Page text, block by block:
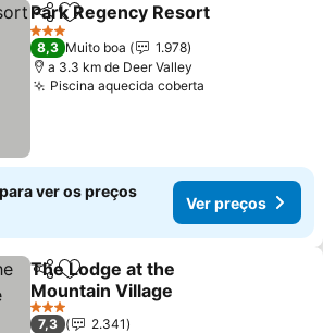
PartilharAdicionar aos favoritos
Park Regency Resort
3 Estrelas
8,3 Muito boa
1.978
a 3.3 km de Deer Valley
Piscina aquecida coberta
ver os preços
Ver preços
PartilharAdicionar aos favoritos
The Lodge at the
Mountain Village
Ver preços
3 Estrelas
7,3
2.341